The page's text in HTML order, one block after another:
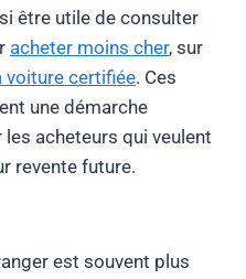
être utile de consulter
acheter moins cher, sur
voiture certifiée. Ces
une démarche
acheteurs qui veulent
revente future.
est souvent plus